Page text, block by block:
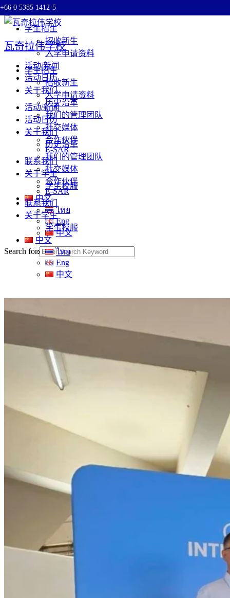
Skip to content
+66 0 5385 1412-5
瓦奇拉伟学校
学生招生
招收新生
入学申请资料
活动/新闻
活动日历
关于我们
历史沿革
我们的管理团队
社交媒体
合作伙伴
E-SAR
联系我们
关于学生
学生校服
中文
ไทย
Eng
中文
学生招生
招收新生
入学申请资料
活动/新闻
活动日历
关于我们
历史沿革
我们的管理团队
社交媒体
合作伙伴
E-SAR
联系我们
关于学生
学生校服
中文
ไทย
Eng
中文
Search for: